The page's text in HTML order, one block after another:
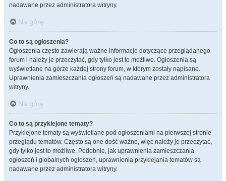
nadawane przez administratora witryny.
Na górę
Co to są ogłoszenia?
Ogłoszenia często zawierają ważne informacje dotyczące przeglądanego
forum i należy je przeczytać, gdy tylko jest to możliwe. Ogłoszenia są
wyświetlane na górze każdej strony forum, w którym zostały napisane.
Uprawnienia zamieszczania ogłoszeń są nadawane przez administratora
witryny.
Na górę
Co to są przyklejone tematy?
Przyklejone tematy są wyświetlane pod ogłoszeniami na pierwszej stronie
przeglądu tematów. Często są one dość ważne, więc należy je przeczytać,
gdy tylko jest to możliwe. Podobnie, jak uprawnienia zamieszczania
ogłoszeń i globalnych ogłoszeń, uprawnienia przyklejania tematów są
nadawane przez administratora witryny.